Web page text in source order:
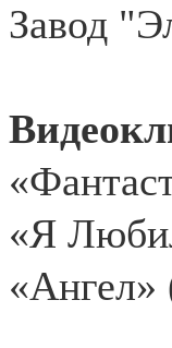
Завод
«Я
«Ангел»